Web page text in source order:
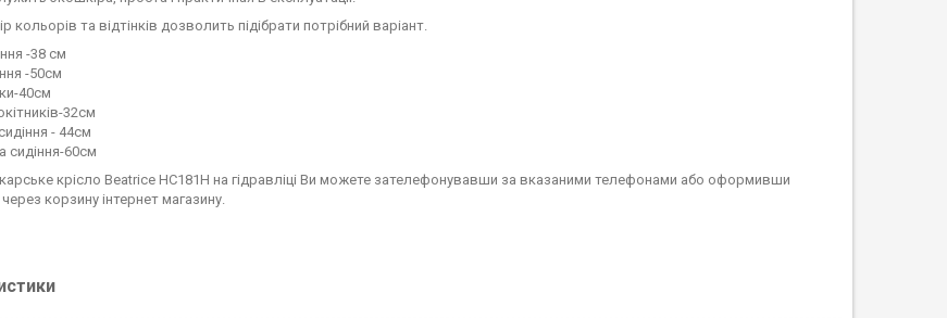
кольорів та відтінків дозволить підібрати потрібний варіант.
-38 см
-50см
40см
32см
- 44см
сидіння-60см
крісло Beatrice HC181H на гідравліці Ви можете зателефонувавши за вказаними телефонами або оформивши
корзину інтернет магазину.